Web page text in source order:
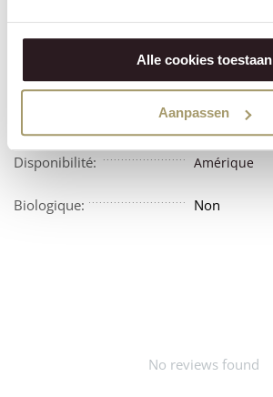
Alle cookies toestaan
Aanpassen
Features Reviews
Végétarien: Non
Non
Disponibilité: Amérique
Biologique: Non
No reviews found